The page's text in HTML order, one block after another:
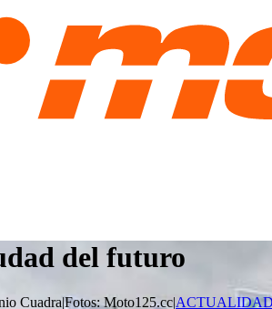
del futuro
Cuadra|Fotos: Moto125.cc|